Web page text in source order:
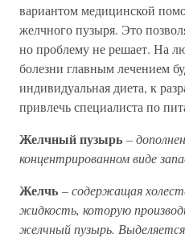
вариантом медицинской
желчного пузыря. Это
но проблему не решает. На
болезни главным лечением
индивидуальная диета, к
привлечь специалиста по
Желчный пузырь –
концентрированном виде
Желчь – содержащая
жидкость, которую
желчный пузырь.